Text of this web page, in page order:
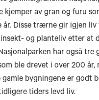
kjemper av gran og furu
år. Disse trærne gir igjen liv
og planteliv etter at
har også tre
ble drevet i over 200 år,
gamle bygningene er godt
tiders levd liv.